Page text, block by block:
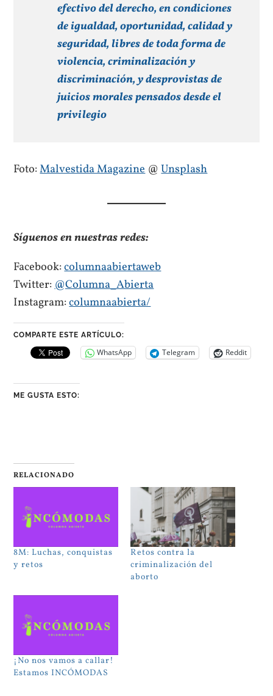
efectivo del derecho, en condiciones
de igualdad, oportunidad, calidad y
seguridad, libres de toda forma de
violencia, criminalización y
discriminación, y desprovistas de
juicios morales pensados desde el
privilegio
Foto:Malvestida Magazine@Unsplash
Síguenos en nuestras redes:
Facebook:columnaabiertaweb
Twitter:@Columna_Abierta
Instagram:columnaabierta/
COMPARTE ESTE ARTÍCULO:
WhatsApp Telegram Reddit
ME GUSTA ESTO:
RELACIONADO
8M: Luchas, conquistas
y retos
Retos contra la
criminalización del
aborto
¡No nos vamos a callar!
Estamos INCÓMODAS